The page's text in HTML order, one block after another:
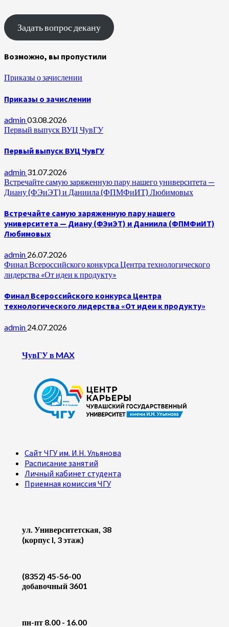
Задать вопрос декану
Возможно, вы пропустили
Приказы о зачислении
Приказы о зачислении
admin03.08.2026
Первый выпуск ВУЦ ЧувГУ
Первый выпуск ВУЦ ЧувГУ
admin 31.07.2026
Встречайте самую заряженную пару нашего университета —
Диану (ФЭиЭТ) и Даниила (ФПМФиИТ) Любимовых
Встречайте самую заряженную пару нашего
университета — Диану (ФЭиЭТ) и Даниила (ФПМФиИТ)
Любимовых
admin 26.07.2026
Финал Всероссийского конкурса Центра технологического
лидерства «От идеи к продукту»
Финал Всероссийского конкурса Центра
технологического лидерства «От идеи к продукту»
admin 24.07.2026
ЧувГУ в MAX
Сайт ЧГУ им. И.Н. Ульянова
Расписание занятий
Личный кабинет студента
Приемная комиссия ЧГУ
ул. Университетская, 38
(корпус I, 3 этаж)
(8352) 45-56-00
добавочный 3601
пн-пт 8.00 - 16.00